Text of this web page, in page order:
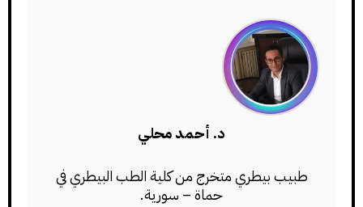
د. أحمد محلي
طبيب بيطري متخرج من كلية الطب البيطري في
حماة – سورية.